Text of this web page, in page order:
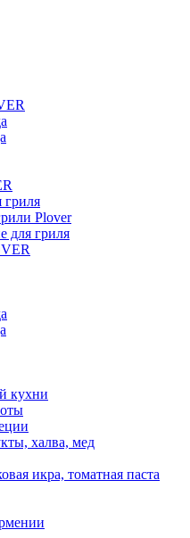
гриля
Plover
для гриля
кухни
халва, мед
икра, томатная паста